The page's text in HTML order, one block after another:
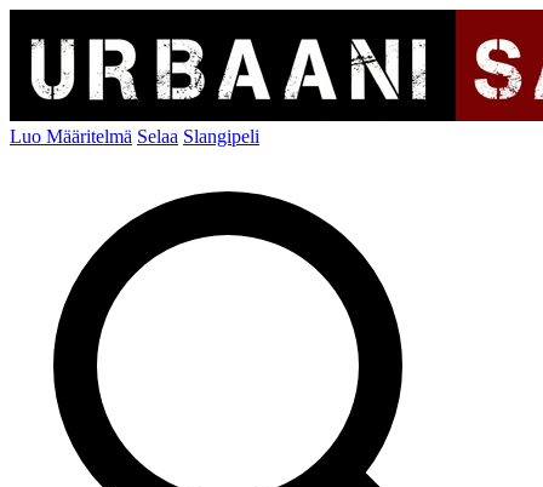
Luo Määritelmä Selaa Slangipeli